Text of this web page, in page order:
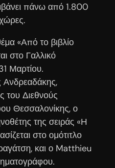
πάνω από 1.800
«Από το βιβλίο
στο Γαλλικό
Μαρτίου.
Ανδρεαδάκης,
του Διεθνούς
Θεσσαλονίκης, ο
της σειράς «Η
στο ομότιτλο
και ο Matthieu